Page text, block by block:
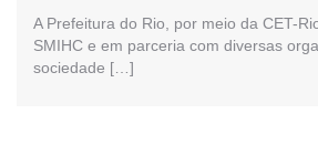
A Prefeitura do Rio, por meio da CET-
SMIHC e em parceria com diversas
sociedade […]